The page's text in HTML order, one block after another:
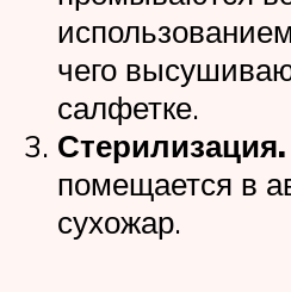
чего
салфетке.
Стерилизация.
помещается в
сухожар.